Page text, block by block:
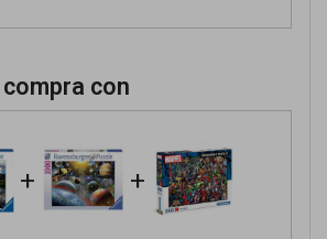
con
+ +